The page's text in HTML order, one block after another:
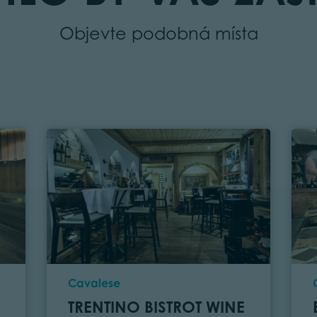
Objevte podobná místa
Location
Cavalese
TRENTINO BISTROT WINE